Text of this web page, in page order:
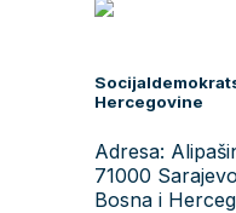
Hercegovine
Adresa:
71000 Sarajevo
Bosna i